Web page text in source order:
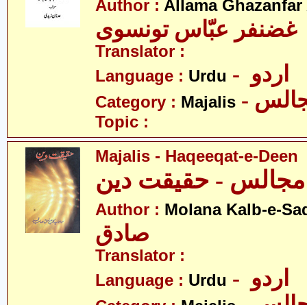
Author : Allama
غضنفر عبّاس تونسوی
Translator :
Language : Urdu
Category : Majalis
Topic :
Majalis - Haqeeqat-e-Deen
Author : Molana Kalb-e-
صادق
Translator :
Language : Urdu